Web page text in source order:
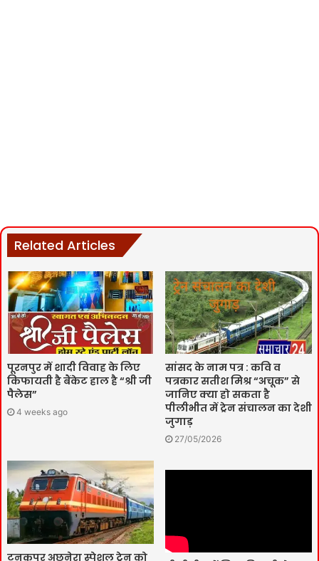
Related Articles
पूरनपुर में शादी विवाह के लिए
किफायती है बैंकेट हाल है “श्री जी
पैलेस”
4 weeks ago
सांसद के नाम पत्र : कवि व
पत्रकार सतीश मिश्र “अचूक” से
जानिए क्या हो सकता है
पीलीभीत में ट्रेन संचालन का देशी
जुगाड़
27/05/2026
टनकपुर अछनेरा स्पेशल ट्रेन को